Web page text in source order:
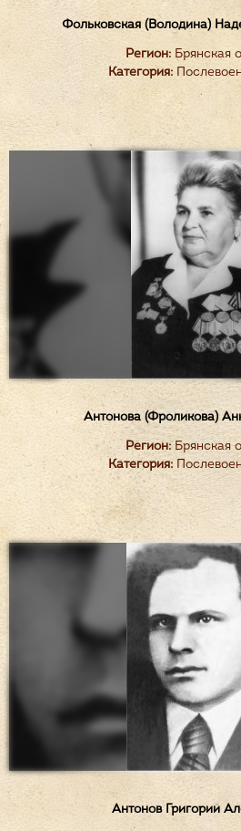
Фольковская (Володина)
Регион:Брянская
Категория:
Антонова (Фроликова)
Регион:Брянская
Категория:
Антонов Григорий